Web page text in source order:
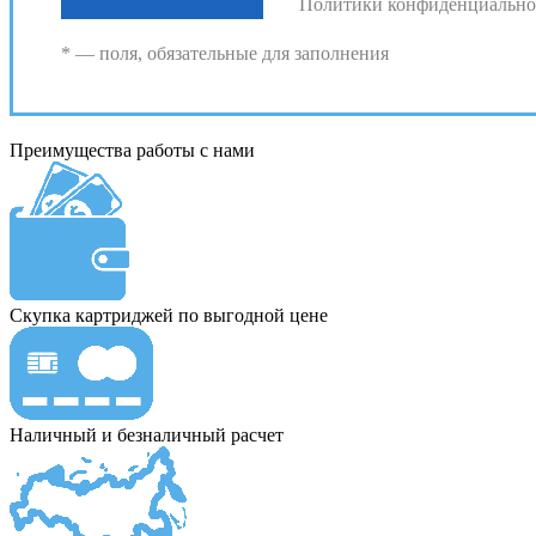
* — поля, обязательные для заполнения
Преимущества работы с нами
Скупка картриджей по выгодной цене
Наличный и безналичный расчет